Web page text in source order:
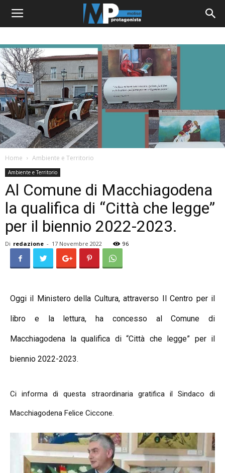
Home Ambiente e Territorio
Ambiente e Territorio
Al Comune di Macchiagodena
la qualifica di “Città che legge”
per il biennio 2022-2023.
Di redazione - 17 Novembre 2022 96
Oggi il Ministero della Cultura, attraverso Il Centro per il
libro e la lettura, ha concesso al Comune di
Macchiagodena la qualifica di “Città che legge” per il
biennio 2022-2023.
Ci informa di questa straordinaria gratifica il Sindaco di
Macchiagodena Felice Ciccone.